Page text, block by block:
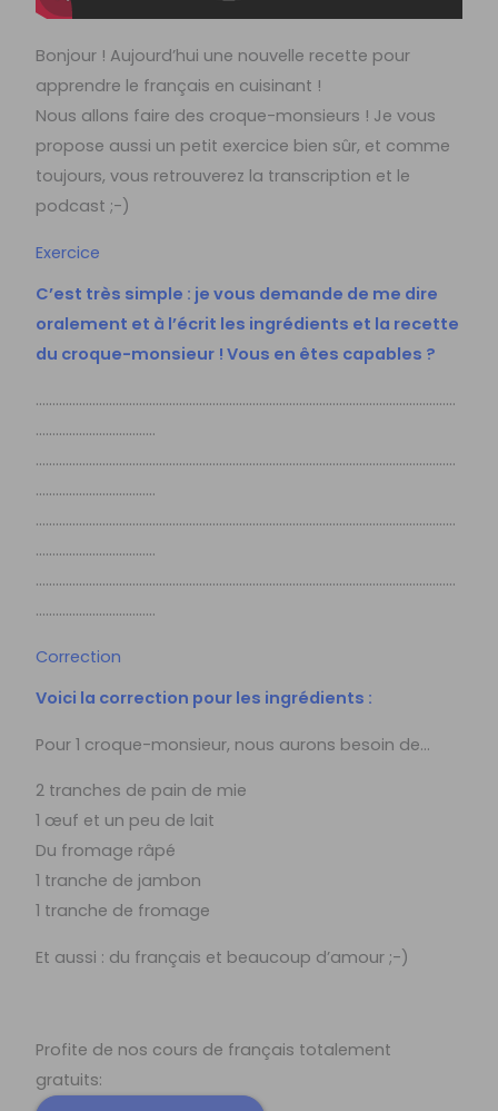
Bonjour ! Aujourd’hui une nouvelle recette pour
apprendre le français en cuisinant !
Nous allons faire des croque-monsieurs ! Je vous
propose aussi un petit exercice bien sûr, et comme
toujours, vous retrouverez la transcription et le
podcast ;-)
Exercice
C’est très simple : je vous demande de me dire
oralement et à l’écrit les ingrédients et la recette
du croque-monsieur ! Vous en êtes capables ?
………………………………………………………………………………………………………………
………………………………
………………………………………………………………………………………………………………
………………………………
………………………………………………………………………………………………………………
………………………………
………………………………………………………………………………………………………………
………………………………
Correction
Voici la correction pour les ingrédients :
Pour 1 croque-monsieur, nous aurons besoin de…
2 tranches de pain de mie
1 œuf et un peu de lait
Du fromage râpé
1 tranche de jambon
1 tranche de fromage
Et aussi : du français et beaucoup d’amour ;-)
Profite de nos cours de français totalement
gratuits: